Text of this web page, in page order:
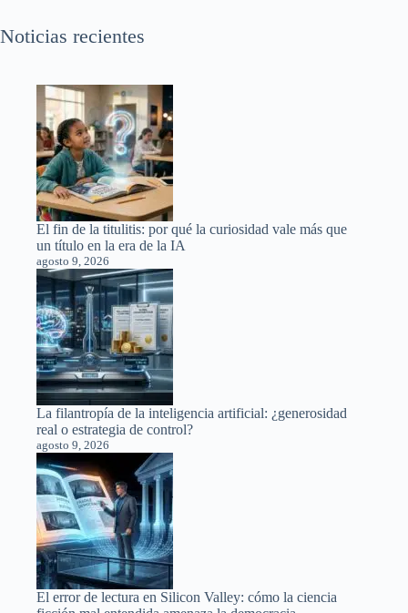
Noticias recientes
El fin de la titulitis: por qué la curiosidad vale más que
un título en la era de la IA
agosto 9, 2026
La filantropía de la inteligencia artificial: ¿generosidad
real o estrategia de control?
agosto 9, 2026
El error de lectura en Silicon Valley: cómo la ciencia